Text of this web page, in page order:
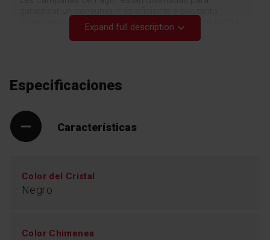
ahorro energético. Podemos cocinar y hornear todo lo
que queramos, mientras ahorramos y conservamos el
medio ambiente.
Expand full description
Especificaciones
Características
Color del Cristal
Negro
Color Chimenea